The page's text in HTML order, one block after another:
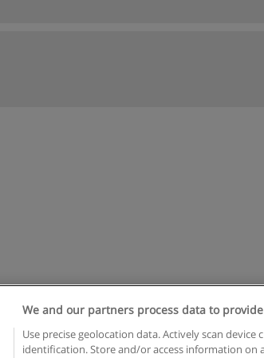
We and our partners process data to
Use precise geolocation data. Actively scan device
identification. Store and/or access information on